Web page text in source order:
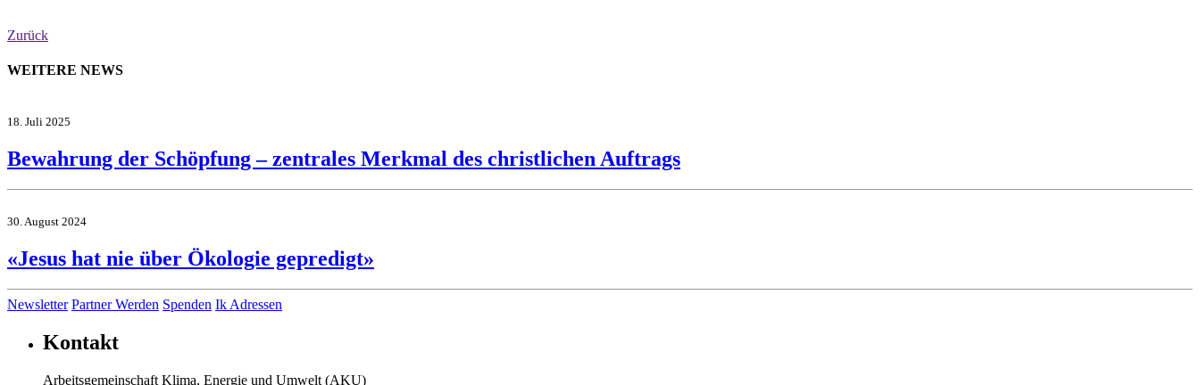
Zurück
WEITERE NEWS
18. Juli 2025
Bewahrung der Schöpfung – zentrales Merkmal des christlichen Auftrags
30. August 2024
«Jesus hat nie über Ökologie gepredigt»
Newsletter Partner Werden Spenden Ik Adressen
Kontakt
Arbeitsgemeinschaft Klima, Energie und Umwelt (AKU)